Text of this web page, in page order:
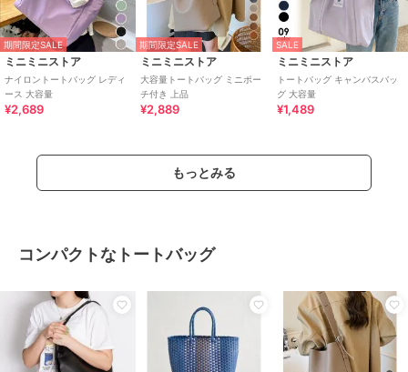
期間限定SALE
ミニミニストア
ナイロントートバッグ レディ
ース 大容量
¥2,689
期間限定SALE
ミニミニストア
大容量トートバッグ ミニポー
チ付き 上品
¥2,889
SALE
ミニミニストア
トートバッグ キャンバスバッ
グ 大容量
¥1,489
もっとみる
コンパクトなトートバッグ